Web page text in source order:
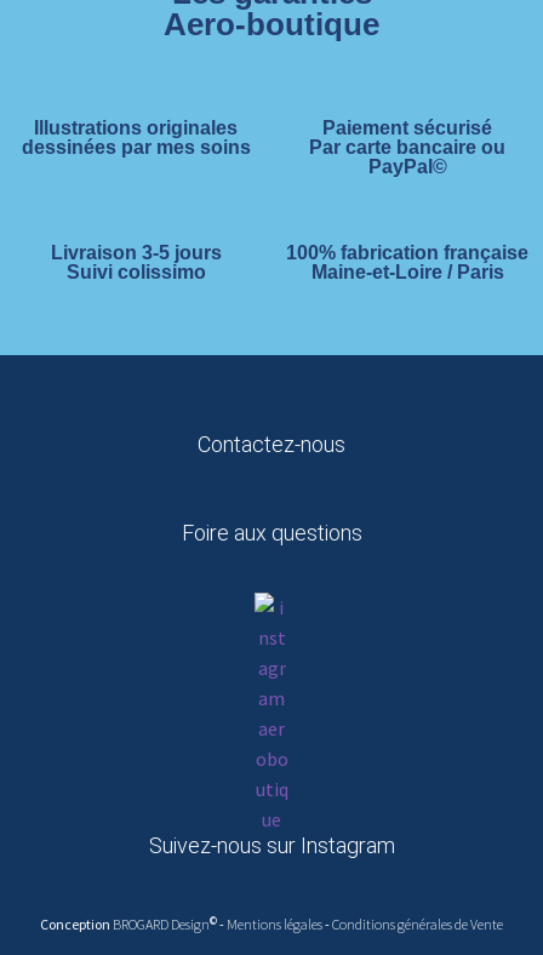
Aero-boutique
Illustrations originales
dessinées par mes soins
Paiement sécurisé
Par carte bancaire ou
PayPal©
Livraison 3-5 jours
Suivi colissimo
100% fabrication française
Maine-et-Loire / Paris
Contactez-nous
Foire aux questions
Suivez-nous sur Instagram
Conception BROGARD Design©- Mentions légales-Conditions générales de Vente